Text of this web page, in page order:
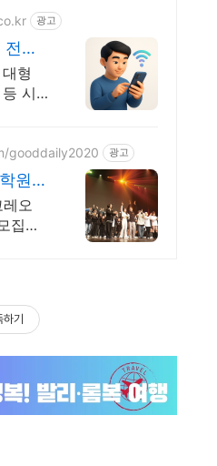
광고
문
형
시
제공
gooddaily2020 광고
원
시
오
집중
기